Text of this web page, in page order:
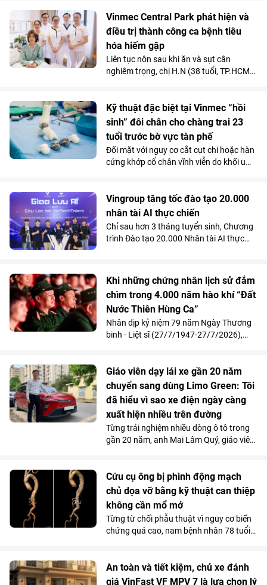
lựa chọn sáng giá hơn hẳn so với những
mẫu xe tay ga chạy xăng trên thị trường.
Vinmec Central Park phát hiện và
điều trị thành công ca bệnh tiêu
hóa hiếm gặp
Liên tục nôn sau khi ăn và sụt cân
nghiêm trọng, chị H.N (38 tuổi, TP.HCM)
căn bệnh tiêu hóa hiếm gặp chỉ chiếm
dưới 0,3% dân số.
Kỹ thuật đặc biệt tại Vinmec “hồi
sinh” đôi chân cho chàng trai 23
tuổi trước bờ vực tàn phế
Đối mặt với nguy cơ cắt cụt chi hoặc hàn
cứng khớp cổ chân vĩnh viễn do khối u
toàn bộ xương sên bằng vật liệu
Titanium in 3D tại Bệnh viện Đa khoa
Quốc tế Vinmec Times City.
Vingroup tăng tốc đào tạo 20.000
nhân tài AI thực chiến
Chỉ sau hơn 3 tháng tuyển sinh, Chương
trình Đào tạo 20.000 Nhân tài AI thực
quả 100% học viên đạt chuẩn khóa I
được mời làm việc ngay sau khi tốt
nghiệp, Chương trình đang tăng tốc mở
rộng quy mô đào tạo nhằm đảm bảo
mục tiêu cung cấp từ 10.000 - 20.000
nhân tài AI trong vòng 2 năm, đáp ứng
Khi những chứng nhân lịch sử đắm
chìm trong 4.000 năm hào khí “Đất
Nước Thiên Hùng Ca”
Nhân dịp kỷ niệm 79 năm Ngày Thương
binh - Liệt sĩ (27/7/1947-27/7/2026),
chiến thưởng thức show diễn “Đất Nước
Thiên Hùng Ca” tại Vinpearl Theatre
Ocean City. Phản hồi xúc động của chính
những người từng đi qua chiến tranh đã
góp phần khẳng định ý nghĩa nhân văn
và giá trị lan tỏa của tác phẩm nghệ
thuật lấy cảm hứng từ hơn 4.000 năm
Giáo viên dạy lái xe gần 20 năm
chuyển sang dùng Limo Green: Tôi
đã hiểu vì sao xe điện ngày càng
xuất hiện nhiều trên đường
Từng trải nghiệm nhiều dòng ô tô trong
gần 20 năm, anh Mai Lâm Quý, giáo viên
Green đã thay đổi hoàn toàn góc nhìn
của anh về xe điện. Không gian 7 chỗ
rộng rãi, khả năng tăng tốc mượt và chi
phí sử dụng thấp đến khó tin giúp mẫu
MPV điện vừa trở thành “xe ruột” của
anh trong công việc, vừa phục vụ trọn
Cứu cụ ông bị phình động mạch
chủ dọa vỡ bằng kỹ thuật can thiệp
không cần mổ mở
Từng từ chối phẫu thuật vì nguy cơ biến
chứng quá cao, nam bệnh nhân 78 tuổi
các bác sĩ Vinmec Times City điều trị
thành công. Bí quyết nằm ở kỹ thuật tái
An toàn và tiết kiệm, chủ xe đánh
giá VinFast VF MPV 7 là lựa chọn lý